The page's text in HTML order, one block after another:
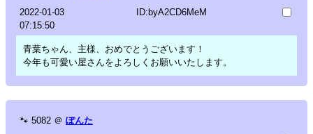
2022-01-03
07:15:50
ID:byA2CD6MeM
青葉ちゃん、主様、おめでとうございます！
今年も可愛い屋さんをよろしくお願いいたします。
🐾 5082 ＠ ぽんた